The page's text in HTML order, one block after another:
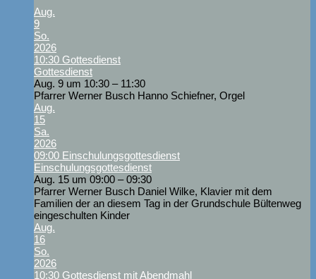
Aug.
9
So.
2026
10:30 Gottesdienst
Gottesdienst
Aug. 9 um 10:30 – 11:30
Pfarrer Werner Busch Hanno Schiefner, Orgel
Aug.
15
Sa.
2026
09:00 Einschulungsgottesdienst
Einschulungsgottesdienst
Aug. 15 um 09:00 – 09:30
Pfarrer Werner Busch Daniel Wilke, Klavier mit dem
Familien der an diesem Tag in der Grundschule Bültenweg
eingeschulten Kinder
Aug.
16
So.
2026
10:30 Gottesdienst mit Abendmahl